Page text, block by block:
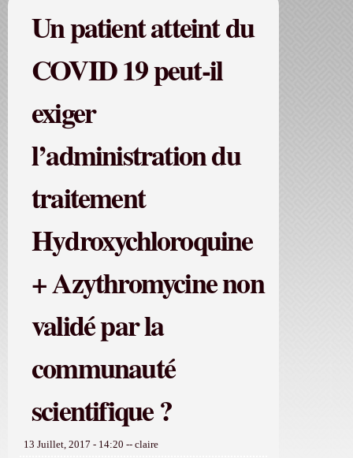
Un patient atteint du
COVID 19 peut-il
exiger
l’administration du
traitement
Hydroxychloroquine
+ Azythromycine non
validé par la
communauté
scientifique ?
13 Juillet, 2017 - 14:20 -- claire